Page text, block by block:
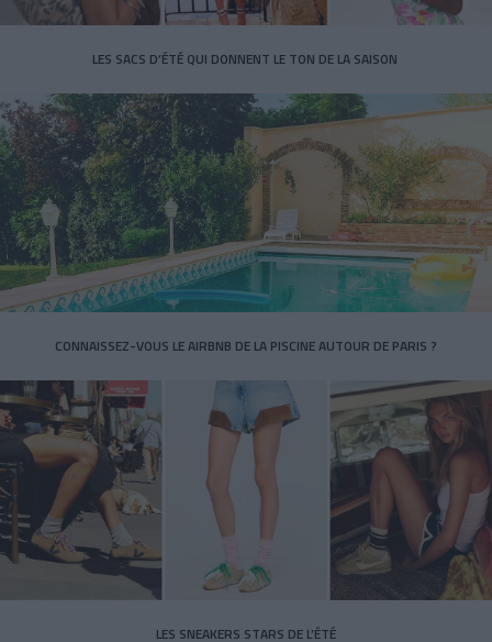
LES SACS D’ÉTÉ QUI DONNENT LE TON DE LA SAISON
CONNAISSEZ-VOUS LE AIRBNB DE LA PISCINE AUTOUR DE PARIS ?
LES SNEAKERS STARS DE L’ÉTÉ